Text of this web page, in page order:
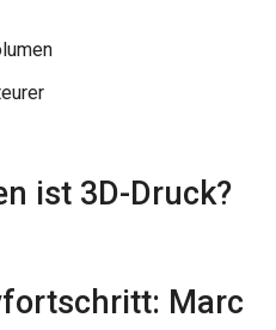
ist 3D-Druck?
Marc